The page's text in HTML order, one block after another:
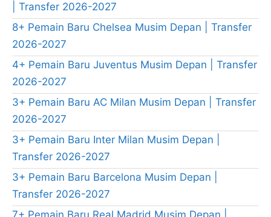
| Transfer 2026-2027
8+ Pemain Baru Chelsea Musim Depan | Transfer
2026-2027
4+ Pemain Baru Juventus Musim Depan | Transfer
2026-2027
3+ Pemain Baru AC Milan Musim Depan | Transfer
2026-2027
3+ Pemain Baru Inter Milan Musim Depan |
Transfer 2026-2027
3+ Pemain Baru Barcelona Musim Depan |
Transfer 2026-2027